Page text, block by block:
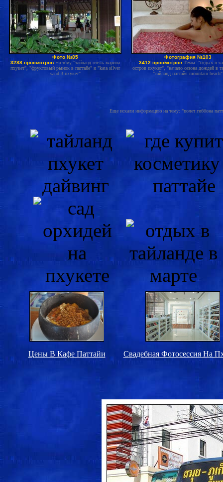
Фото №85
3288 просмотров На тему "тайланд отель марина
пхукет", "фруктовый рынок в паттайе" и "kata silver
sand 3 пхукет"
Фотография №103
3412 просмотров Темы: "отдых в
остров пхукет", "начало сезона дождей в
"тайланд паттайя mountain beach"
Еще искали информацию на тему: "полет гиббона
Цены В Кафе Паттайи Свадебная Фотосессия На